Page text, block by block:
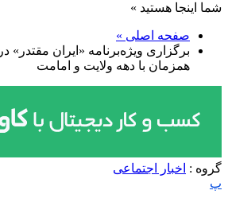
شما اینجا هستید »
صفحه اصلی »
همزمان با دهه ولایت و امامت
گروه : اخبار اجتماعی
پ